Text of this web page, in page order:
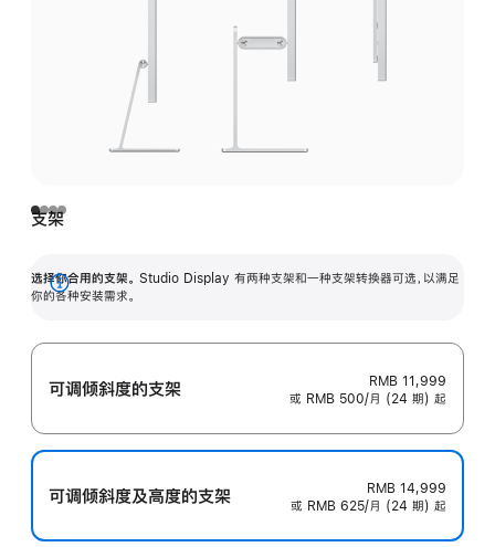
支架
选择你合用的支架。 Studio Display 有两种支架和一种支架转换器可选，以满足
你的各种安装需求。
展
可调倾斜度的支架
RMB 11,999
或 RMB 500/月 (24 期) 起
可调倾斜度及高‍度的支‍架
RMB 14,999
或 RMB 625/月 (24 期) 起